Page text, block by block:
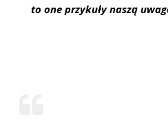
to one przykuły naszą